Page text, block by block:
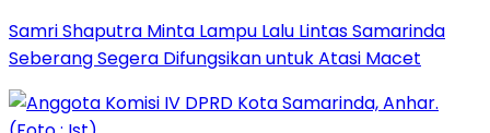
Samri Shaputra Minta Lampu Lalu Lintas Samarinda
Seberang Segera Difungsikan untuk Atasi Macet